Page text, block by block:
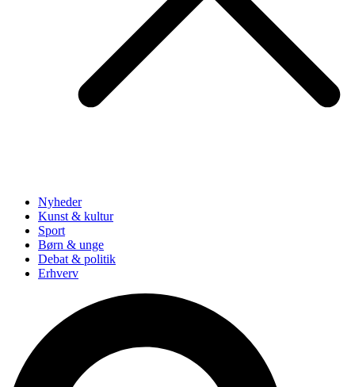
Nyheder
Kunst & kultur
Sport
Børn & unge
Debat & politik
Erhverv